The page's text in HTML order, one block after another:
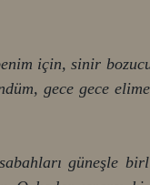
için, sinir bozucu
gece gece
güneşle